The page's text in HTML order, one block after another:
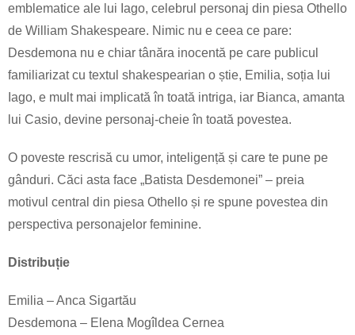
emblematice ale lui Iago, celebrul personaj din piesa Othello
de William Shakespeare. Nimic nu e ceea ce pare:
Desdemona nu e chiar tânăra inocentă pe care publicul
familiarizat cu textul shakespearian o știe, Emilia, soția lui
Iago, e mult mai implicată în toată intriga, iar Bianca, amanta
lui Casio, devine personaj-cheie în toată povestea.
O poveste rescrisă cu umor, inteligență și care te pune pe
gânduri. Căci asta face „Batista Desdemonei” – preia
motivul central din piesa Othello și re spune povestea din
perspectiva personajelor feminine.
Distribuție
Emilia – Anca Sigartău
Desdemona – Elena Mogîldea Cernea